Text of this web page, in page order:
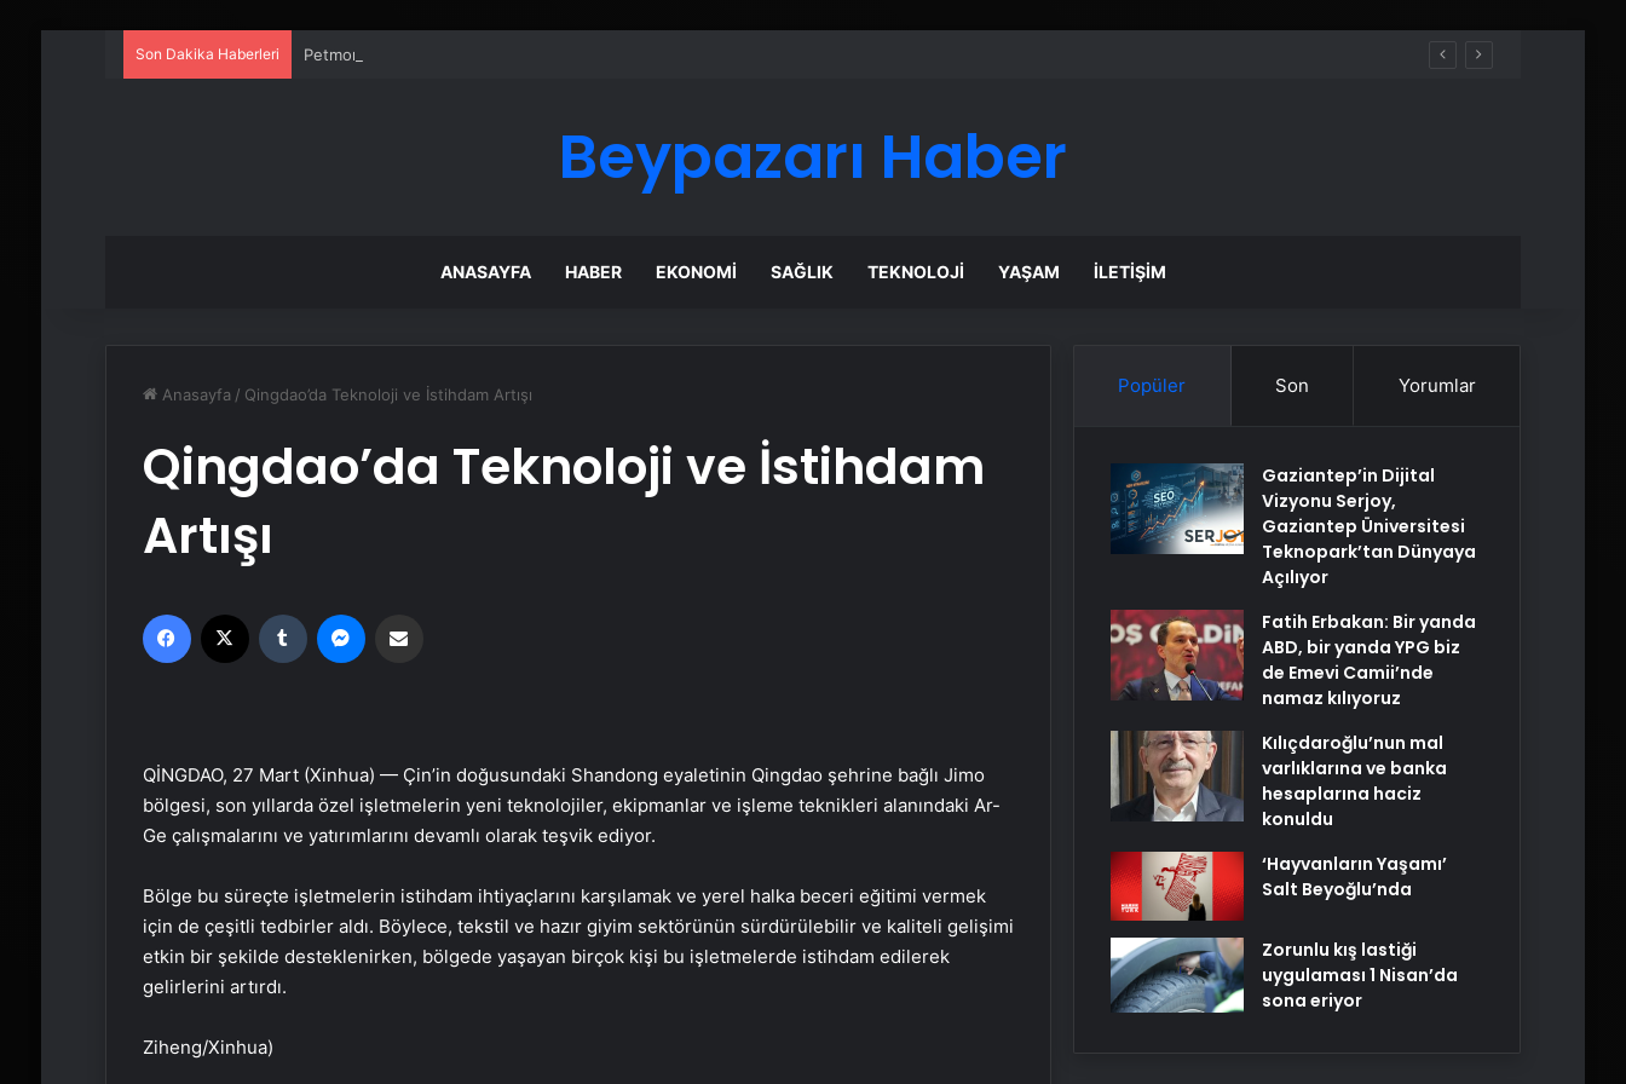
Son Dakika Haberleri Petmona : Kedi Maması ve Köpek Maması İle Tüm Evcil Hayvan Ürünleri
Beypazarı Haber
ANASAYFA HABER EKONOMI SAĞLIK TEKNOLOJI YAŞAM İLETIŞIM
Anasayfa / Qingdao’da Teknoloji ve İstihdam Artışı
Qingdao’da Teknoloji ve İstihdam
Artışı
Facebook Tumblr
QİNGDAO, 27 Mart (Xinhua) — Çin’in doğusundaki Shandong eyaletinin Qingdao şehrine bağlı Jimo
bölgesi, son yıllarda özel işletmelerin yeni teknolojiler, ekipmanlar ve işleme teknikleri alanındaki Ar-
Ge çalışmalarını ve yatırımlarını devamlı olarak teşvik ediyor.
Bölge bu süreçte işletmelerin istihdam ihtiyaçlarını karşılamak ve yerel halka beceri eğitimi vermek
için de çeşitli tedbirler aldı. Böylece, tekstil ve hazır giyim sektörünün sürdürülebilir ve kaliteli gelişimi
etkin bir şekilde desteklenirken, bölgede yaşayan birçok kişi bu işletmelerde istihdam edilerek
gelirlerini artırdı.
Ziheng/Xinhua)
Popüler Son Yorumlar
Gaziantep’in Dijital
Vizyonu Serjoy,
Gaziantep Üniversitesi
Teknopark’tan Dünyaya
Açılıyor
Fatih Erbakan: Bir yanda
ABD, bir yanda YPG biz
de Emevi Camii’nde
namaz kılıyoruz
Kılıçdaroğlu’nun mal
varlıklarına ve banka
hesaplarına haciz
konuldu
‘Hayvanların Yaşamı’
Salt Beyoğlu’nda
Zorunlu kış lastiği
uygulaması 1 Nisan’da
sona eriyor